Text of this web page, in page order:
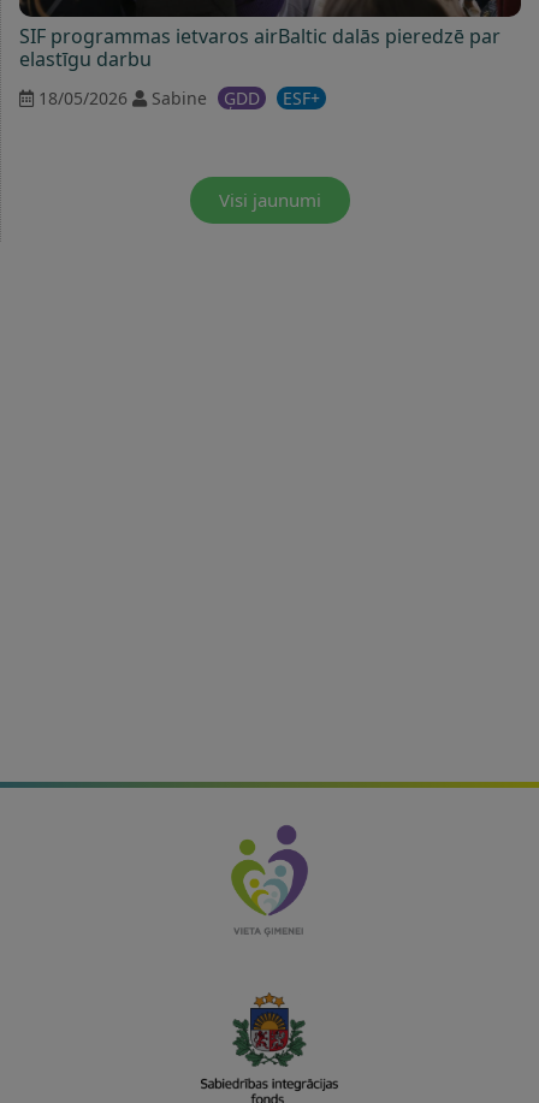
SIF programmas ietvaros airBaltic dalās pieredzē par
elastīgu darbu
18/05/2026 Sabine ĢDD ESF+
Visi jaunumi